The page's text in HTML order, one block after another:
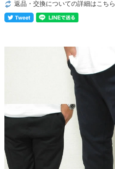
返品・交換についての詳細はこちら